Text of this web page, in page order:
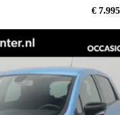
€ 7.995